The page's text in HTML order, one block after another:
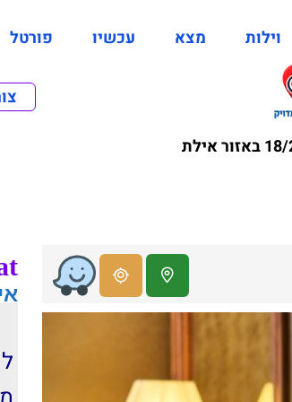
וילות מצא עכשיו פורטל
אילת